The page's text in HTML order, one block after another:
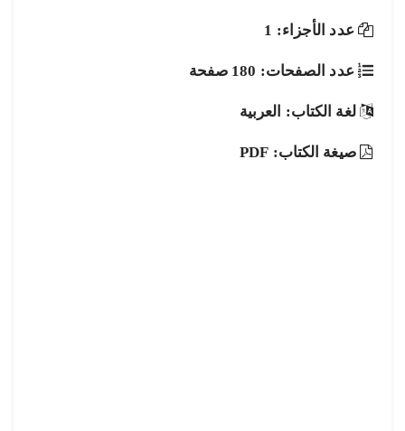
عدد الأجزاء: 1
عدد الصفحات: 180 صفحة
لغة الكتاب: العربية
صيغة الكتاب: PDF